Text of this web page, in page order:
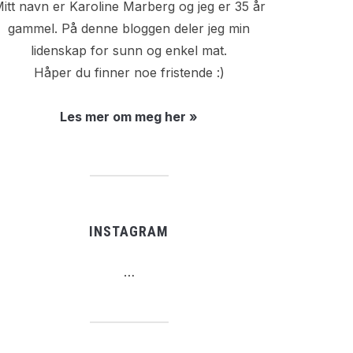
navn er Karoline Marberg og jeg er 35 år
gammel. På denne bloggen deler jeg min
lidenskap for sunn og enkel mat.
Håper du finner noe fristende :)
Les mer om meg her »
INSTAGRAM
…